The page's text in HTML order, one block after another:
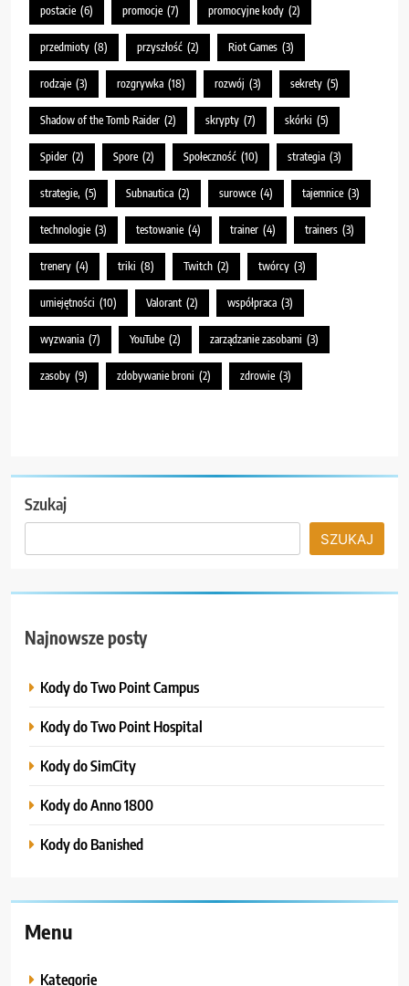
postacie (6) promocje (7) promocyjne kody (2)
przedmioty (8) przyszłość (2) Riot Games (3)
rodzaje (3) rozgrywka (18) rozwój (3) sekrety (5)
Shadow of the Tomb Raider (2) skrypty (7) skórki (5)
Spider (2) Spore (2) Społeczność (10) strategia (3)
strategie, (5) Subnautica (2) surowce (4) tajemnice (3)
technologie (3) testowanie (4) trainer (4) trainers (3)
trenery (4) triki (8) Twitch (2) twórcy (3)
umiejętności (10) Valorant (2) współpraca (3)
wyzwania (7) YouTube (2) zarządzanie zasobami (3)
zasoby (9) zdobywanie broni (2) zdrowie (3)
Szukaj
SZUKAJ
Najnowsze posty
Kody do Two Point Campus
Kody do Two Point Hospital
Kody do SimCity
Kody do Anno 1800
Kody do Banished
Menu
Kategorie